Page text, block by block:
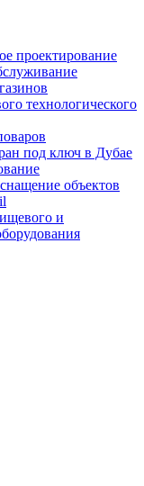
проектирование
технологического
под ключ в Дубае
объектов
и